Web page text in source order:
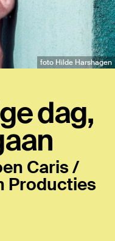
foto Hilde Harshagen
dag,
Caris /
Producties